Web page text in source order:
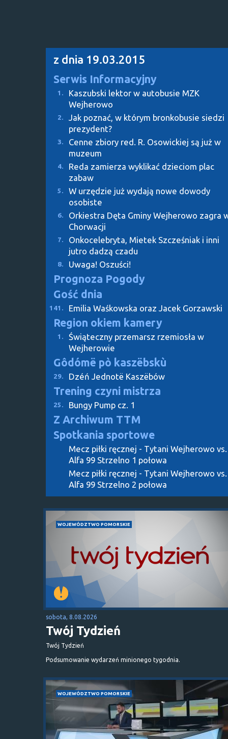
z dnia 19.03.2015
Serwis Informacyjny
1.
Kaszubski lektor w autobusie MZK
Wejherowo
2.
Jak poznać, w którym bronkobusie siedzi
prezydent?
3.
Cenne zbiory red. R. Osowickiej są już w
muzeum
4.
Reda zamierza wyklikać dzieciom plac
zabaw
5.
W urzędzie już wydają nowe dowody
osobiste
6.
Orkiestra Dęta Gminy Wejherowo zagra
Chorwacji
7.
Onkocelebryta, Mietek Szcześniak i inni
jutro dadzą czadu
8. Uwaga! Oszuści!
Prognoza Pogody
Gość dnia
141. Emilia Waśkowska oraz Jacek Gorzawski
Region okiem kamery
1.
Świąteczny przemarsz rzemiosła w
Wejherowie
Gôdómë pò kaszëbskù
29. Dzéń Jednotë Kaszëbów
Trening czyni mistrza
25. Bungy Pump cz. 1
Z Archiwum TTM
Spotkania sportowe
Mecz piłki ręcznej - Tytani Wejherowo vs.
Alfa 99 Strzelno 1 połowa
Mecz piłki ręcznej - Tytani Wejherowo vs.
Alfa 99 Strzelno 2 połowa
WOJEWÓDZTWO POMORSKIE
sobota, 8.08.2026
Twój Tydzień
Twój Tydzień
Podsumowanie wydarzeń minionego tygodnia.
WOJEWÓDZTWO POMORSKIE